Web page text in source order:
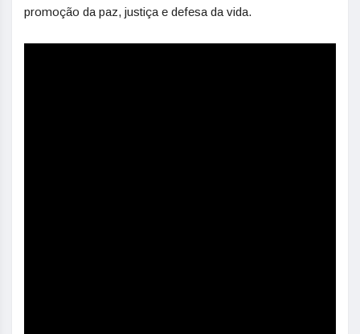
promoção da paz, justiça e defesa da vida.